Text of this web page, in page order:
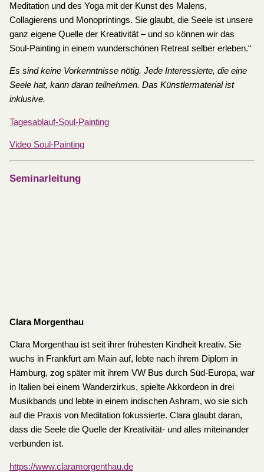
Meditation und des Yoga mit der Kunst des Malens,
Collagierens und Monoprintings. Sie glaubt, die Seele ist unsere
ganz eigene Quelle der Kreativität – und so können wir das
Soul-Painting in einem wunderschönen Retreat selber erleben.“
Es sind keine Vorkenntnisse nötig. Jede Interessierte, die eine
Seele hat, kann daran teilnehmen. Das Künstlermaterial ist
inklusive.
Tagesablauf-Soul-Painting
Video Soul-Painting
Seminarleitung
Clara Morgenthau
Clara Morgenthau ist seit ihrer frühesten Kindheit kreativ. Sie
wuchs in Frankfurt am Main auf, lebte nach ihrem Diplom in
Hamburg, zog später mit ihrem VW Bus durch Süd-Europa, war
in Italien bei einem Wanderzirkus, spielte Akkordeon in drei
Musikbands und lebte in einem indischen Ashram, wo sie sich
auf die Praxis von Meditation fokussierte. Clara glaubt daran,
dass die Seele die Quelle der Kreativität- und alles miteinander
verbunden ist.
https://www.claramorgenthau.de